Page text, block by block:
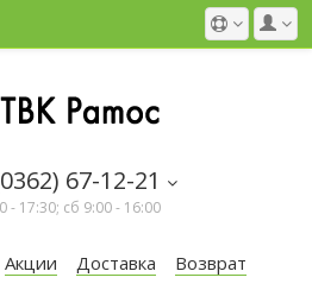
67-12-21
- 17:30; сб 9:00 - 16:00
Акции Доставка
Возврат